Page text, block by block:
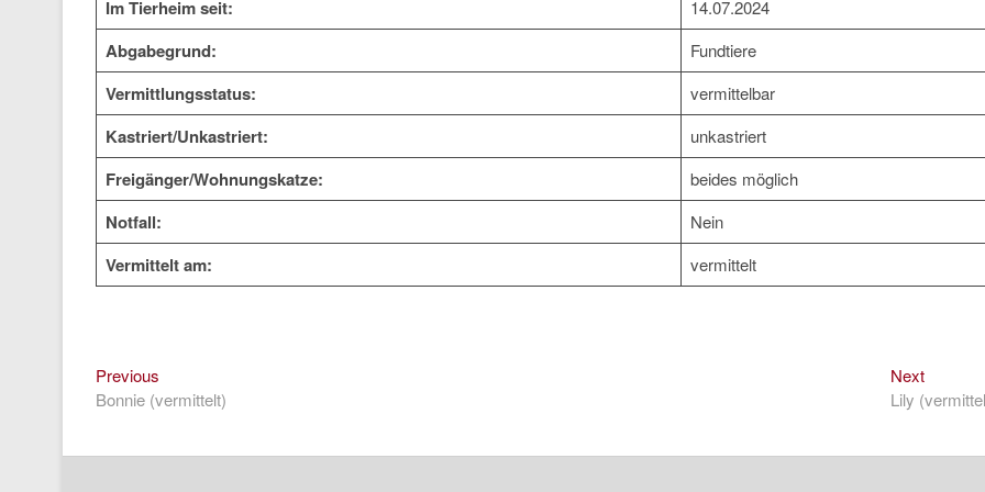
Im Tierheim seit: 14.07.2024
Abgabegrund: Fundtiere
Vermittlungsstatus: vermittelbar
Kastriert/Unkastriert: unkastriert
Freigänger/Wohnungskatze: beides möglich
Notfall: Nein
Vermittelt am: vermittelt
Beitragsnavigation
Previous
post:
Bonnie (vermittelt)
NextNext
post:
Lily